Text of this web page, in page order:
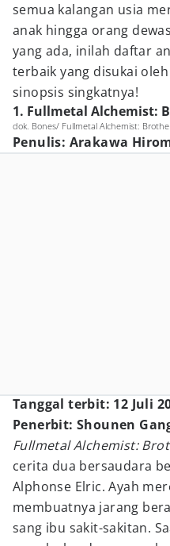
semua kalangan usia
anak hingga orang
yang ada, inilah daftar
terbaik yang disukai
sinopsis singkatnya!
1. Fullmetal Alchemist:
dok. Bones/ Fullmetal Alchemist:
Penulis: Arakawa
Tanggal terbit: 12 Juli
Penerbit: Shounen
Fullmetal Alchemist:
cerita dua bersaudara
Alphonse Elric. Ayah
membuatnya jarang
sang ibu sakit-sakitan.